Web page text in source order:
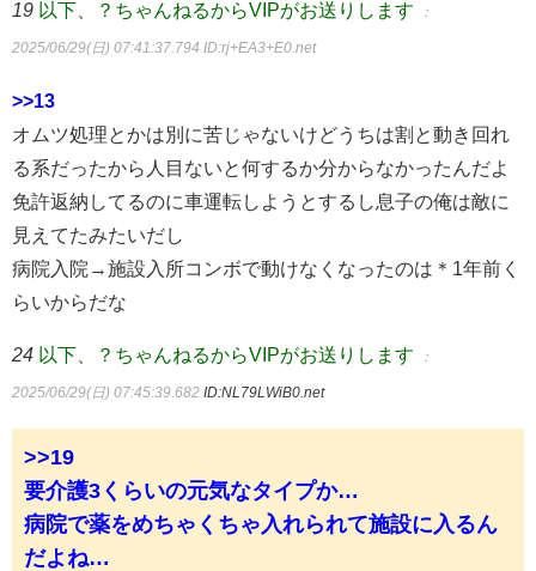
19 以下、？ちゃんねるからVIPがお送りします ：
2025/06/29(日) 07:41:37.794 ID:rj+EA3+E0.net
>>13
オムツ処理とかは別に苦じゃないけどうちは割と動き回れ
る系だったから人目ないと何するか分からなかったんだよ
免許返納してるのに車運転しようとするし息子の俺は敵に
見えてたみたいだし
病院入院→施設入所コンボで動けなくなったのは＊1年前く
らいからだな
24 以下、？ちゃんねるからVIPがお送りします ：
2025/06/29(日) 07:45:39.682 ID:NL79LWiB0.net
>>19
要介護3くらいの元気なタイプか…
病院で薬をめちゃくちゃ入れられて施設に入るん
だよね…